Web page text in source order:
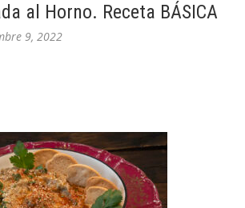
al Horno. Receta BÁSICA
9, 2022